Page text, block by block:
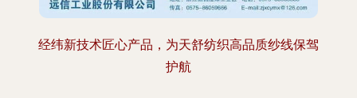
经纬新技术匠心产品，为天舒纺织高品质纱线保驾
护航